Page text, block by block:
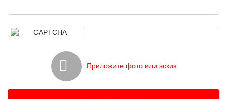
Приложите фото или эскиз